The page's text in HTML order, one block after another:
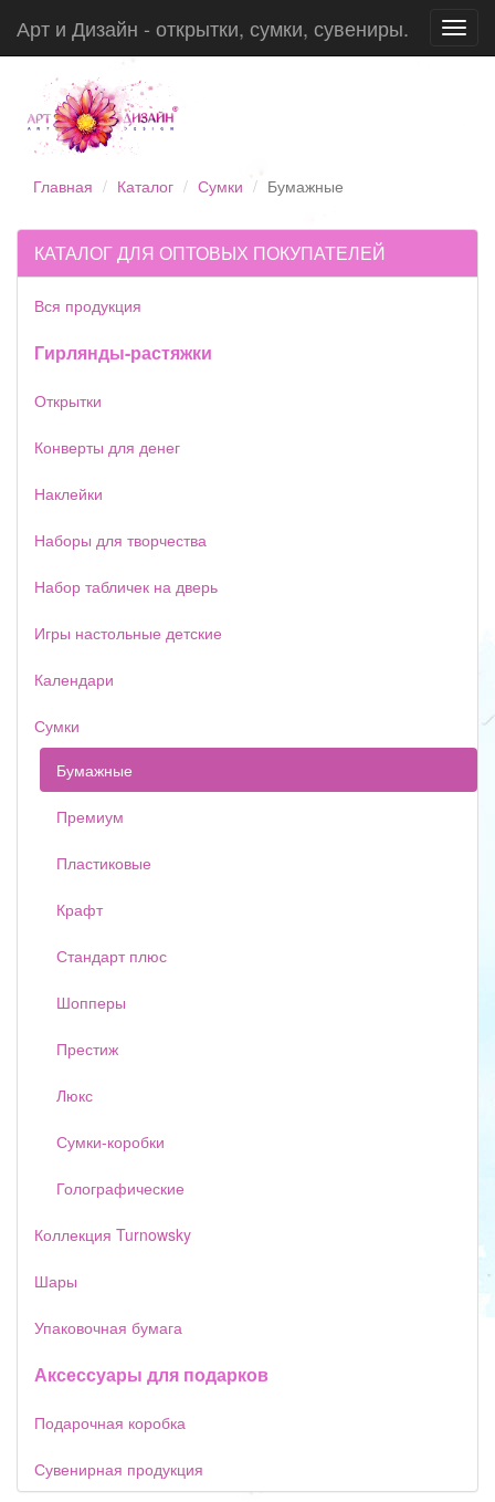
Арт и Дизайн - открытки, сумки, сувениры.
Главная Каталог Сумки Бумажные
КАТАЛОГ ДЛЯ ОПТОВЫХ ПОКУПАТЕЛЕЙ
Вся продукция
Гирлянды-растяжки
Открытки
Конверты для денег
Наклейки
Наборы для творчества
Набор табличек на дверь
Игры настольные детские
Календари
Сумки
Бумажные
Премиум
Пластиковые
Крафт
Стандарт плюс
Шопперы
Престиж
Люкс
Сумки-коробки
Голографические
Коллекция Turnowsky
Шары
Упаковочная бумага
Аксессуары для подарков
Подарочная коробка
Сувенирная продукция